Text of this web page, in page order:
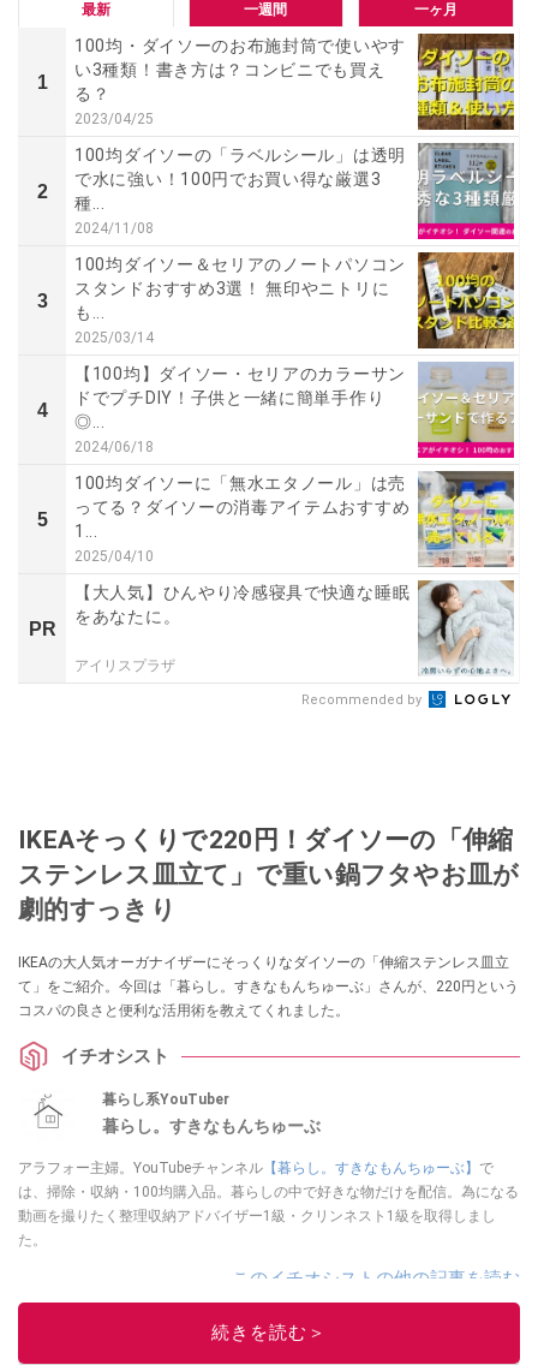
最新 一週間 一ヶ月
1
100均・ダイソーのお布施封筒で使いやす
い3種類！書き方は？コンビニでも買え
る？
2023/04/25
2
100均ダイソーの「ラベルシール」は透明
で水に強い！100円でお買い得な厳選3
種...
2024/11/08
3
100均ダイソー＆セリアのノートパソコン
スタンドおすすめ3選！ 無印やニトリに
も...
2025/03/14
4
【100均】ダイソー・セリアのカラーサン
ドでプチDIY！子供と一緒に簡単手作り
◎...
2024/06/18
5
100均ダイソーに「無水エタノール」は売
ってる？ダイソーの消毒アイテムおすすめ
1...
2025/04/10
PR
【大人気】ひんやり冷感寝具で快適な睡眠
をあなたに。
アイリスプラザ
Recommended by
IKEAそっくりで220円！ダイソーの「伸縮
ステンレス皿立て」で重い鍋フタやお皿が
劇的すっきり
IKEAの大人気オーガナイザーにそっくりなダイソーの「伸縮ステンレス皿立
て」をご紹介。今回は「暮らし。すきなもんちゅーぶ」さんが、220円という
コスパの良さと便利な活用術を教えてくれました。
イチオシスト
暮らし系YouTuber
暮らし。すきなもんちゅーぶ
アラフォー主婦。YouTubeチャンネル 【暮らし。すきなもんちゅーぶ】 で
は、掃除・収納・100均購入品。暮らしの中で好きな物だけを配信。為になる
動画を撮りたく整理収納アドバイザー1級・クリンネスト1級を取得しまし
た。
このイチオシストの他の記事を読む
続きを読む＞